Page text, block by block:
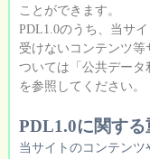
ことができます。
PDL1.0のうち、当サ
受けないコンテンツ
ついては「公共データ
を参照してください。
PDL1.0に関する
当サイトのコンテン